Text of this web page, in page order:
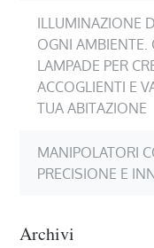
ILLUMINAZIONE
OGNI AMBIENTE.
LAMPADE PER
ACCOGLIENTI E
TUA ABITAZIONE
MANIPOLATORI
PRECISIONE E
Archivi